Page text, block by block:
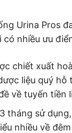
Urina Pros
có nhiều ưu
chiết xuất
liệu quý
về tuyến tiền
tháng sử
nhiều về